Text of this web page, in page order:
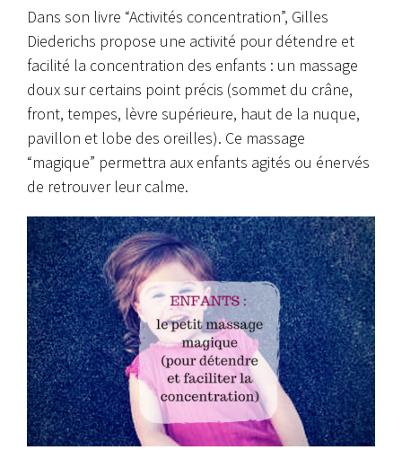
Dans son livre “Activités concentration”, Gilles
Diederichs propose une activité pour détendre et
facilité la concentration des enfants : un massage
doux sur certains point précis (sommet du crâne,
front, tempes, lèvre supérieure, haut de la nuque,
pavillon et lobe des oreilles). Ce massage
“magique” permettra aux enfants agités ou énervés
de retrouver leur calme.